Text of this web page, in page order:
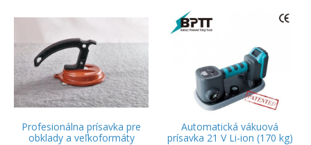
Profesionálna prísavka pre
obklady a veľkoformáty
Automatická vákuová
prísavka 21 V Li-ion (170 kg)